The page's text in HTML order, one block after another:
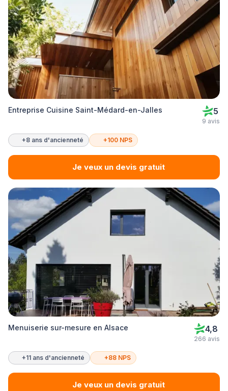
Entreprise Cuisine Saint-Médard-en-Jalles 5
9 avis
+8 ans d'ancienneté +100 NPS
Je veux un devis gratuit
Menuiserie sur-mesure en Alsace 4,8
266 avis
+11 ans d'ancienneté +88 NPS
Je veux un devis gratuit